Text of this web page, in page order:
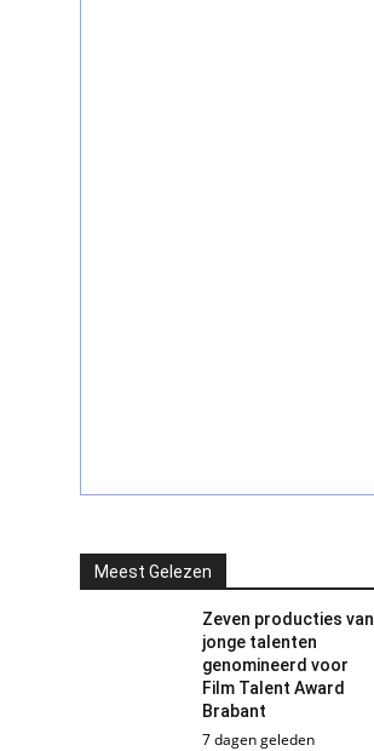
Meest Gelezen
Zeven producties van
jonge talenten
genomineerd voor
Film Talent Award
Brabant
7 dagen geleden